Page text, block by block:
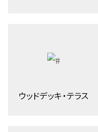
ウッドデッキ・テラス